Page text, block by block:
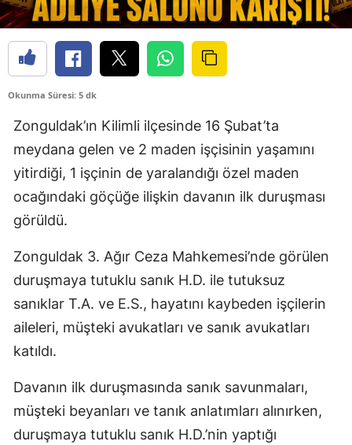
Okunma Süresi: 5 dk
Zonguldak’ın Kilimli ilçesinde 16 Şubat’ta
meydana gelen ve 2 maden işçisinin yaşamını
yitirdiği, 1 işçinin de yaralandığı özel maden
ocağındaki göçüğe ilişkin davanın ilk duruşması
görüldü.
Zonguldak 3. Ağır Ceza Mahkemesi’nde görülen
duruşmaya tutuklu sanık H.D. ile tutuksuz
sanıklar T.A. ve E.S., hayatını kaybeden işçilerin
aileleri, müşteki avukatları ve sanık avukatları
katıldı.
Davanın ilk duruşmasında sanık savunmaları,
müşteki beyanları ve tanık anlatımları alınırken,
duruşmaya tutuklu sanık H.D.’nin yaptığı